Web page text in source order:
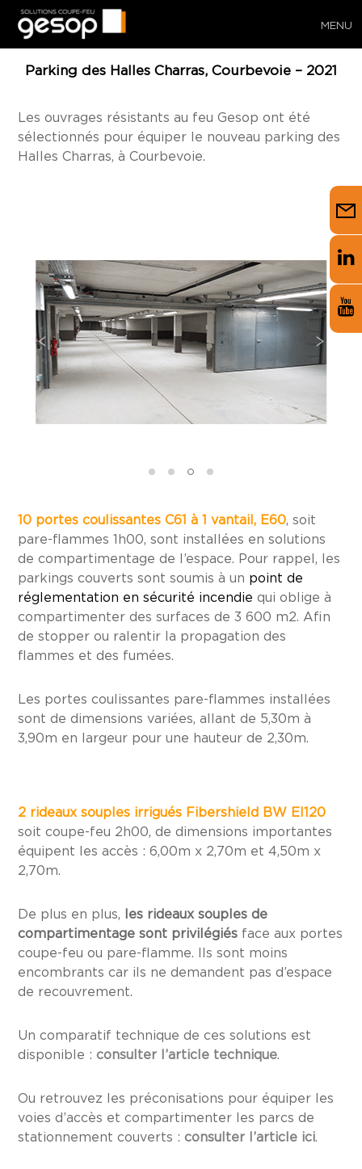
MENU
Parking des Halles Charras, Courbevoie – 2021
Les ouvrages résistants au feu Gesop ont été
sélectionnés pour équiper le nouveau parking des
Halles Charras, à Courbevoie.
10 portes coulissantes C61 à 1 vantail, E60, soit
pare-flammes 1h00, sont installées en solutions
de compartimentage de l’espace. Pour rappel, les
parkings couverts sont soumis à un point de
réglementation en sécurité incendie qui oblige à
compartimenter des surfaces de 3 600 m2. Afin
de stopper ou ralentir la propagation des
flammes et des fumées.
Les portes coulissantes pare-flammes installées
sont de dimensions variées, allant de 5,30m à
3,90m en largeur pour une hauteur de 2,30m.
2 rideaux souples irrigués Fibershield BW EI120
soit coupe-feu 2h00, de dimensions importantes
équipent les accès : 6,00m x 2,70m et 4,50m x
2,70m.
De plus en plus,
les rideaux souples de
compartimentage sont privilégiés face aux portes
coupe-feu ou pare-flamme. Ils sont moins
encombrants car ils ne demandent pas d’espace
de recouvrement.
Un comparatif technique de ces solutions est
disponible :consulter l’article technique.
Ou retrouvez les préconisations pour équiper les
voies d’accès et compartimenter les parcs de
stationnement couverts :consulter l’article ici.